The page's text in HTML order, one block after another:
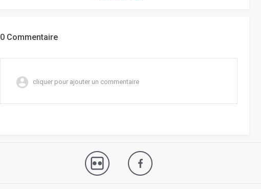
0 Commentaire
cliquer pour ajouter un commentaire